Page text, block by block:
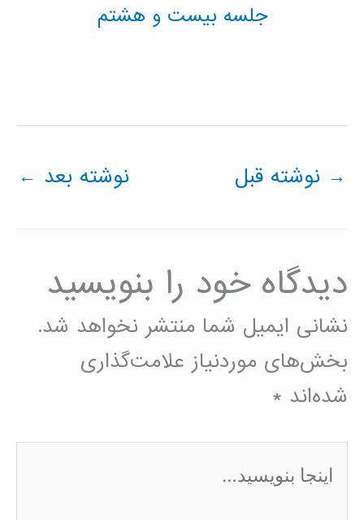
جلسه بیست و هشتم
→ نوشته قبل نوشته بعد ←
دیدگاه‌ خود را بنویسید
نشانی ایمیل شما منتشر نخواهد شد.
بخش‌های موردنیاز علامت‌گذاری
شده‌اند *
اینجا
بنویسید…